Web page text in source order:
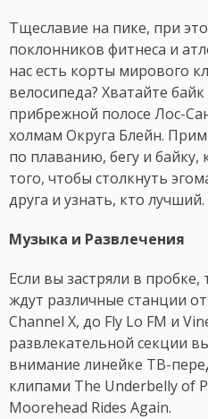
Тщеславие на пике, при
поклонников фитнеса и
нас есть корты мирового
велосипеда? Хватайте
прибрежной полосе Лос-
холмам Округа Блейн.
по плаванию, бегу и
того, чтобы столкнуть
друга и узнать, кто лучший.
Музыка и Развлечения
Если вы застряли в
ждут различные станции
Channel X, до Fly Lo FM и
развлекательной секции
внимание линейке ТВ-
клипами The Underbelly of
Moorehead Rides Again.